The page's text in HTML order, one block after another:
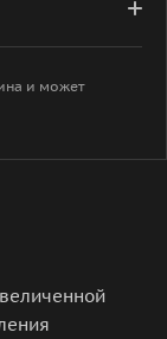
и может